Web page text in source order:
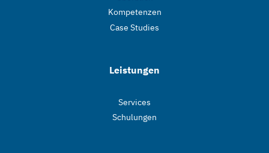
Kompetenzen
Case Studies
Leistungen
Services
Schulungen